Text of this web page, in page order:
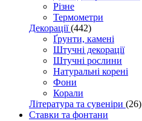
Різне
Термометри
Декорації(442)
Ґрунти, камені
Штучні декорації
Штучні рослини
Натуральні корені
Фони
Корали
Література та сувеніри (26)
Ставки та фонтани